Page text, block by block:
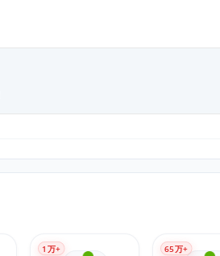
1 万+ 65万+